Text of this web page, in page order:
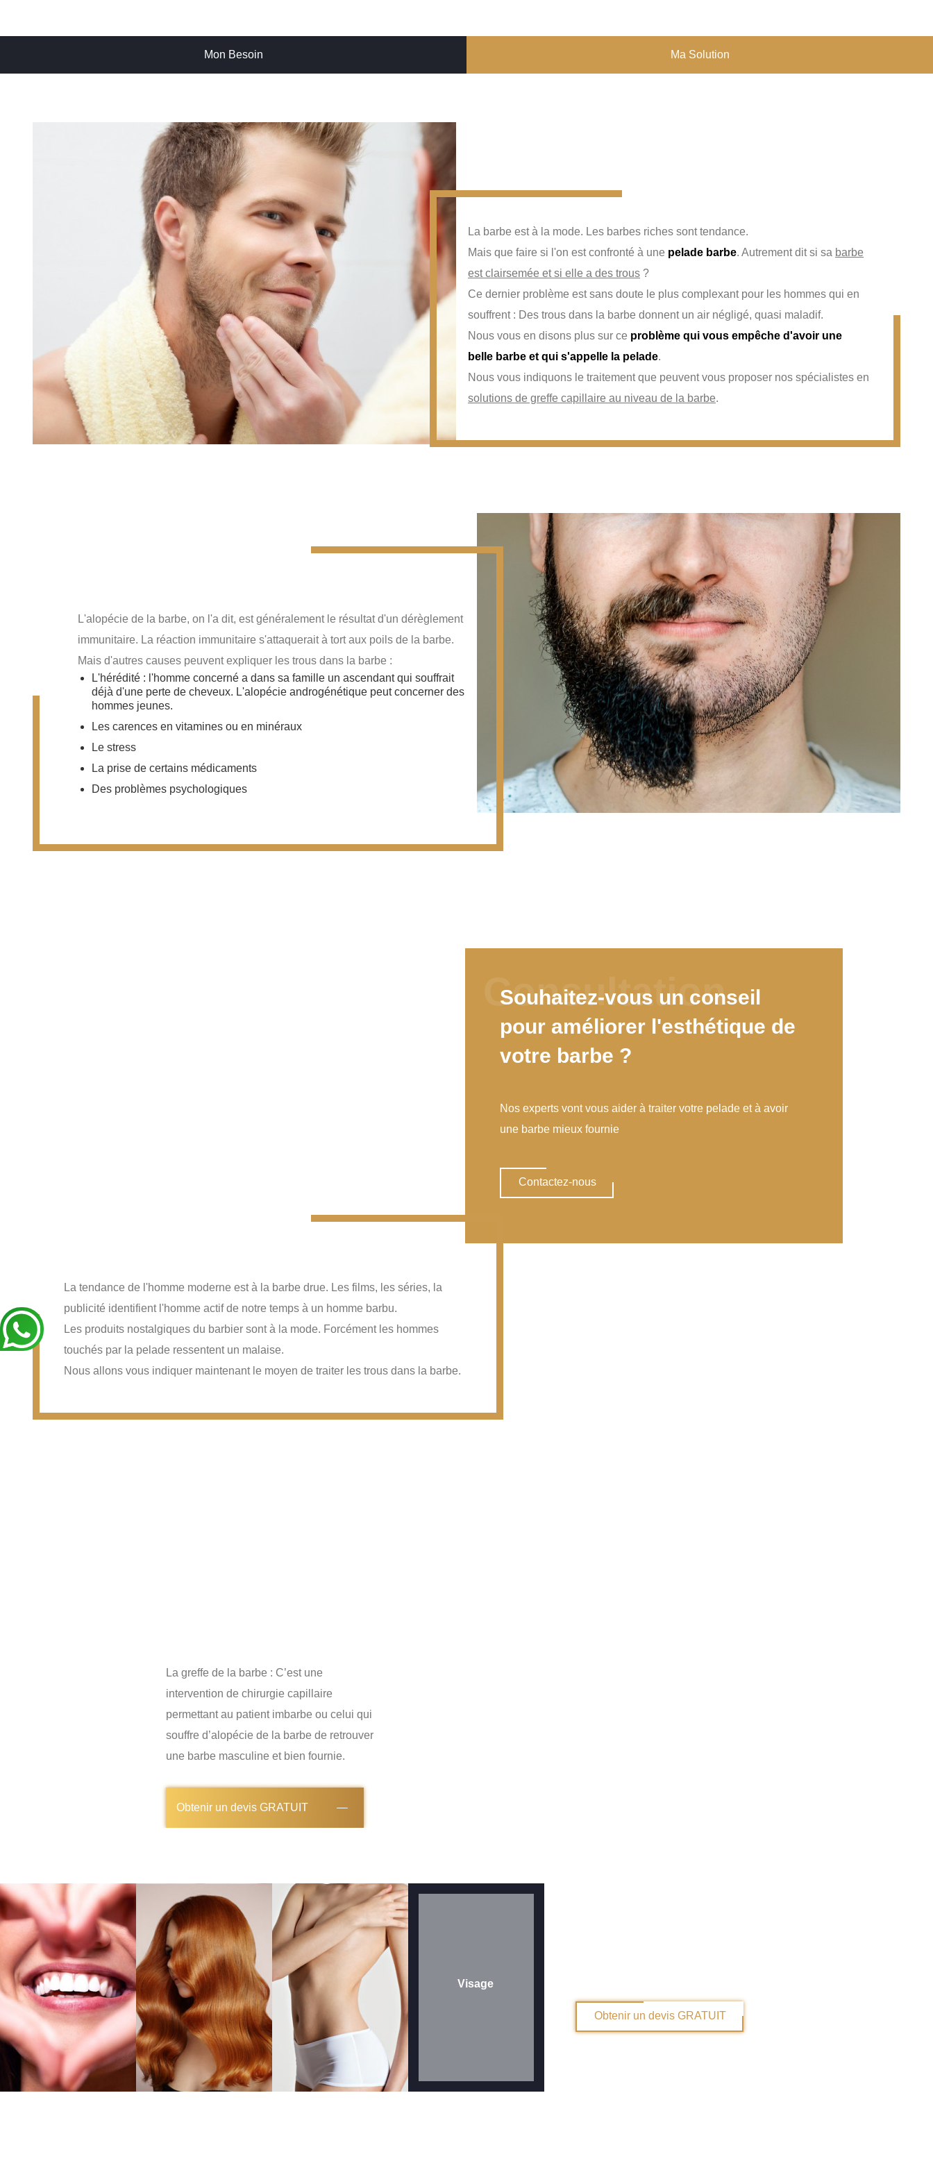
Mon Besoin Ma Solution
La barbe est à la mode. Les barbes riches sont tendance.
Mais que faire si l'on est confronté à une pelade barbe. Autrement dit si sa barbe
est clairsemée et si elle a des trous ?
Ce dernier problème est sans doute le plus complexant pour les hommes qui en
souffrent : Des trous dans la barbe donnent un air négligé, quasi maladif.
Nous vous en disons plus sur ce problème qui vous empêche d'avoir une
belle barbe et qui s'appelle la pelade.
Nous vous indiquons le traitement que peuvent vous proposer nos spécialistes en
solutions de greffe capillaire au niveau de la barbe.
L'alopécie de la barbe, on l'a dit, est généralement le résultat d'un dérèglement
immunitaire. La réaction immunitaire s'attaquerait à tort aux poils de la barbe.
Mais d'autres causes peuvent expliquer les trous dans la barbe :
L'hérédité : l'homme concerné a dans sa famille un ascendant qui souffrait
déjà d'une perte de cheveux. L'alopécie androgénétique peut concerner des
hommes jeunes.
Les carences en vitamines ou en minéraux
Le stress
La prise de certains médicaments
Des problèmes psychologiques
Souhaitez-vous un conseil
pour améliorer l'esthétique de
votre barbe ?
Nos experts vont vous aider à traiter votre pelade et à avoir
une barbe mieux fournie
Contactez-nous
La tendance de l'homme moderne est à la barbe drue. Les films, les séries, la
publicité identifient l'homme actif de notre temps à un homme barbu.
Les produits nostalgiques du barbier sont à la mode. Forcément les hommes
touchés par la pelade ressentent un malaise.
Nous allons vous indiquer maintenant le moyen de traiter les trous dans la barbe.
La greffe de la barbe : C’est une
intervention de chirurgie capillaire
permettant au patient imbarbe ou celui qui
souffre d’alopécie de la barbe de retrouver
une barbe masculine et bien fournie.
Obtenir un devis GRATUIT
Visage
Obtenir un devis GRATUIT